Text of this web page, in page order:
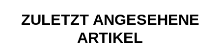
ZULETZT ANGESEHENE
ARTIKEL